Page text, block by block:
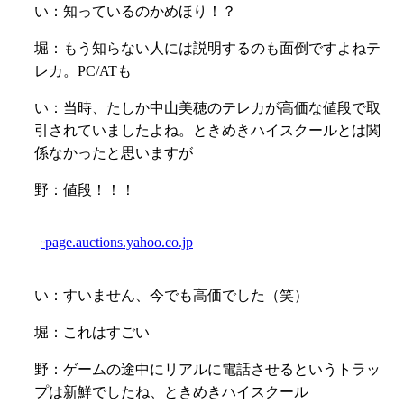
い：知っているのかめほり！？
堀：もう知らない人には説明するのも面倒ですよねテ
レカ。PC/ATも
い：当時、たしか中山美穂のテレカが高価な値段で取
引されていましたよね。ときめきハイスクールとは関
係なかったと思いますが
野：値段！！！
page.auctions.yahoo.co.jp
い：すいません、今でも高価でした（笑）
堀：これはすごい
野：ゲームの途中にリアルに電話させるというトラッ
プは新鮮でしたね、ときめきハイスクール